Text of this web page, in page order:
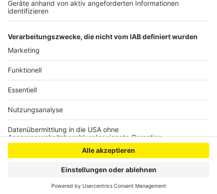
Anzeige
kommen, so das Gesundheitsamt.
Anzeige